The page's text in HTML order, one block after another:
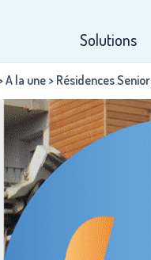
Solutions
A la une > Résidences